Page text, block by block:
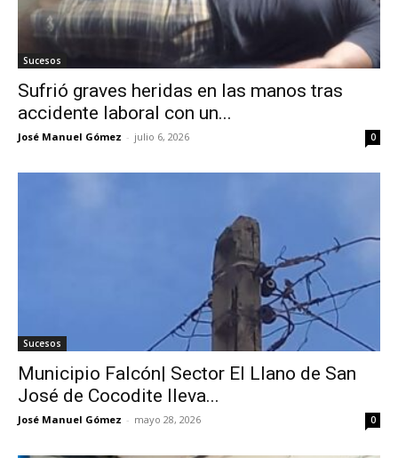
Sucesos
Sufrió graves heridas en las manos tras
accidente laboral con un...
José Manuel Gómez - julio 6, 2026 0
Sucesos
Municipio Falcón| Sector El Llano de San
José de Cocodite lleva...
José Manuel Gómez - mayo 28, 2026 0